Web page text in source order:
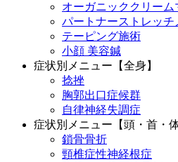
オーガニッククリーム
パートナーストレッチ
テーピング施術
小顔 美容鍼
症状別メニュー【全身】
捻挫
胸郭出口症候群
自律神経失調症
症状別メニュー【頭・首・体
鎖骨骨折
頸椎症性神経根症